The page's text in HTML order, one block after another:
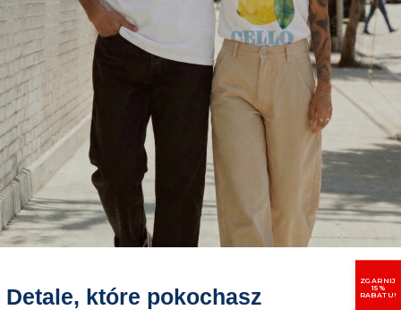
Detale, które pokochasz
ZGARNIJ
15%
RABATU!